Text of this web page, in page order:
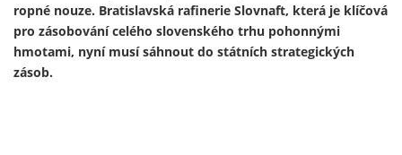
nově založeného německo-ukrajinského společného
podniku. Výroba je součástí širší expanze ukrajinského
zbrojního průmyslu do Evropy a je financována především z
prostředků německého obranného rozpočtu a evropských